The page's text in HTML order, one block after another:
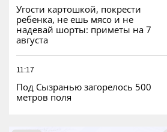
Угости картошкой, покрести
ребенка, не ешь мясо и не
надевай шорты: приметы на 7
августа
11:17
Под Сызранью загорелось 500
метров поля